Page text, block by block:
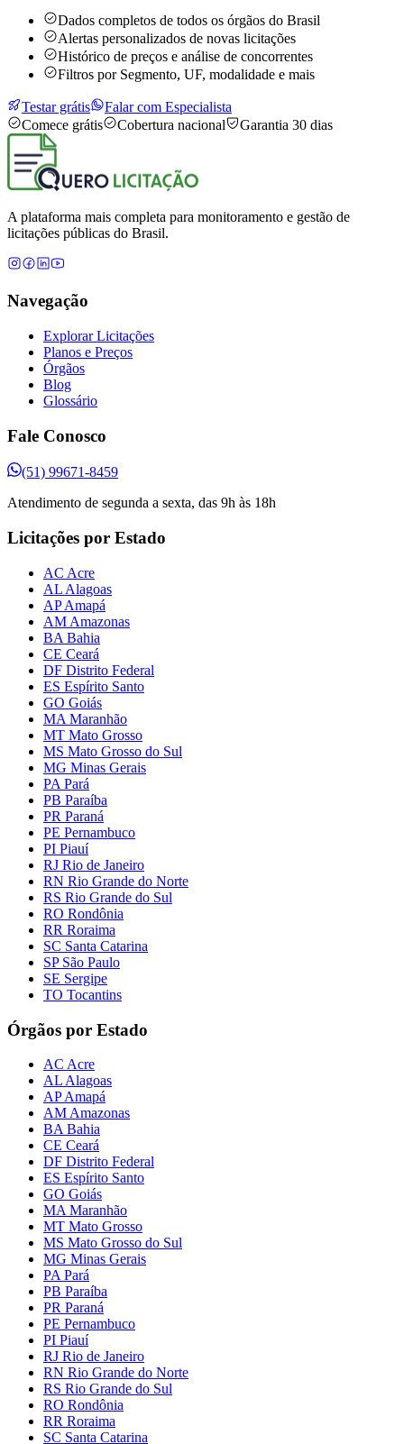
Dados completos de todos os órgãos do Brasil
Alertas personalizados de novas licitações
Histórico de preços e análise de concorrentes
Filtros por Segmento, UF, modalidade e mais
Testar grátis
Falar com Especialista
Comece grátis
Cobertura nacional Garantia 30 dias
A plataforma mais completa para monitoramento e gestão de
licitações públicas do Brasil.
Navegação
Explorar Licitações
Planos e Preços
Órgãos
Blog
Glossário
Fale Conosco
(51) 99671-8459
Atendimento de segunda a sexta, das 9h às 18h
Licitações por Estado
AC Acre
AL Alagoas
AP Amapá
AM Amazonas
BA Bahia
CE Ceará
DF Distrito Federal
ES Espírito Santo
GO Goiás
MA Maranhão
MT Mato Grosso
MS Mato Grosso do Sul
MG Minas Gerais
PA Pará
PB Paraíba
PR Paraná
PE Pernambuco
PI Piauí
RJ Rio de Janeiro
RN Rio Grande do Norte
RS Rio Grande do Sul
RO Rondônia
RR Roraima
SC Santa Catarina
SP São Paulo
SE Sergipe
TO Tocantins
Órgãos por Estado
AC Acre
AL Alagoas
AP Amapá
AM Amazonas
BA Bahia
CE Ceará
DF Distrito Federal
ES Espírito Santo
GO Goiás
MA Maranhão
MT Mato Grosso
MS Mato Grosso do Sul
MG Minas Gerais
PA Pará
PB Paraíba
PR Paraná
PE Pernambuco
PI Piauí
RJ Rio de Janeiro
RN Rio Grande do Norte
RS Rio Grande do Sul
RO Rondônia
RR Roraima
SC Santa Catarina